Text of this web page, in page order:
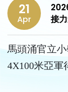
21
Apr
接
馬頭涌官立
4X100米亞軍